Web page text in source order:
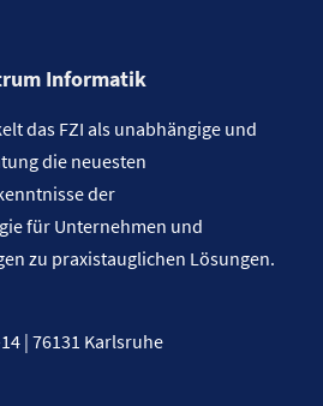
Informatik
das FZI als unabhängige und
die neuesten
der
für Unternehmen und
zu praxistauglichen Lösungen.
| 76131 Karlsruhe